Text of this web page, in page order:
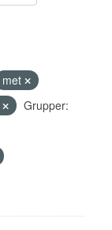
met
Grupper: